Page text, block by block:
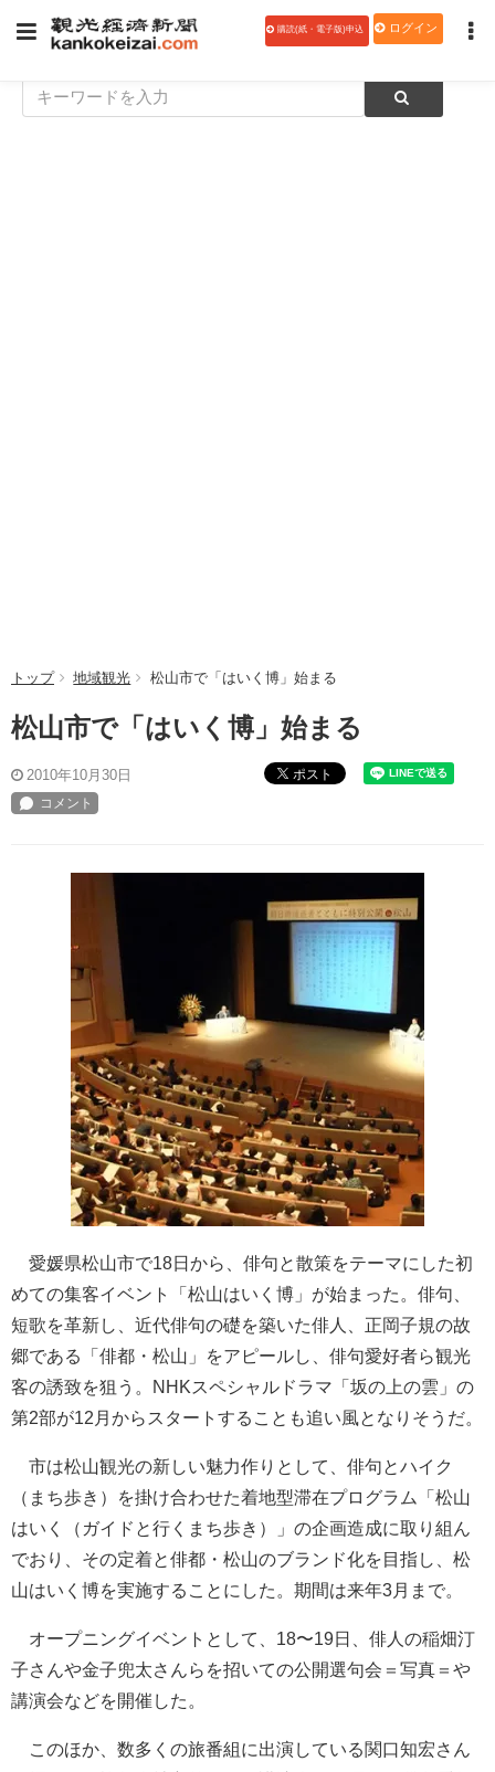
購読(紙・電子版)申込 ログイン
トップ 地域観光 松山市で「はいく博」始まる
松山市で「はいく博」始まる
2010年10月30日 ポスト
愛媛県松山市で18日から、俳句と散策をテーマにした初
めての集客イベント「松山はいく博」が始まった。俳句、
短歌を革新し、近代俳句の礎を築いた俳人、正岡子規の故
郷である「俳都・松山」をアピールし、俳句愛好者ら観光
客の誘致を狙う。NHKスペシャルドラマ「坂の上の雲」の
第2部が12月からスタートすることも追い風となりそうだ。
市は松山観光の新しい魅力作りとして、俳句とハイク
（まち歩き）を掛け合わせた着地型滞在プログラム「松山
はいく（ガイドと行くまち歩き）」の企画造成に取り組ん
でおり、その定着と俳都・松山のブランド化を目指し、松
山はいく博を実施することにした。期間は来年3月まで。
オープニングイベントとして、18〜19日、俳人の稲畑汀
子さんや金子兜太さんらを招いての公開選句会＝写真＝や
講演会などを開催した。
このほか、数多くの旅番組に出演している関口知宏さん